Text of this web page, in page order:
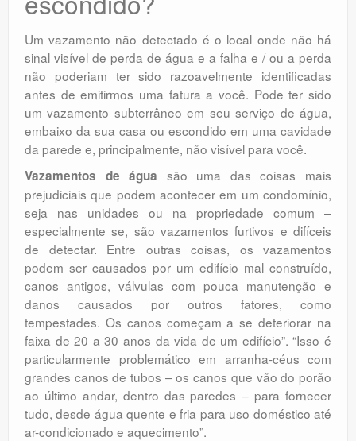
Um vazamento não detectado é o local onde não há
sinal visível de perda de água e a falha e / ou a perda
não poderiam ter sido razoavelmente identificadas
antes de emitirmos uma fatura a você. Pode ter sido
um vazamento subterrâneo em seu serviço de água,
embaixo da sua casa ou escondido em uma cavidade
da parede e, principalmente, não visível para você.
Vazamentos de água são uma das coisas mais
prejudiciais que podem acontecer em um condomínio,
seja nas unidades ou na propriedade comum –
especialmente se, são vazamentos furtivos e difíceis
de detectar. Entre outras coisas, os vazamentos
podem ser causados ​​por um edifício mal construído,
canos antigos, válvulas com pouca manutenção e
danos causados ​​por outros fatores, como
tempestades. Os canos começam a se deteriorar na
faixa de 20 a 30 anos da vida de um edifício”. “Isso é
particularmente problemático em arranha-céus com
grandes canos de tubos – os canos que vão do porão
ao último andar, dentro das paredes – para fornecer
tudo, desde água quente e fria para uso doméstico até
ar-condicionado e aquecimento”.